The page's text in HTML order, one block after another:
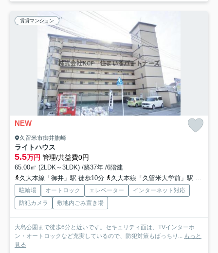
賃貸マンション
NEW
久留米市御井旗崎
ライトハウス
5.5万円 管理/共益費0円
65.00㎡ (2LDK～3LDK) /築37年 /6階建
久大本線「御井」駅 徒歩10分
久大本線「久留米大学前」駅 徒歩20分
駐輪場 オートロック エレベーター
インターネット対応
防犯カメラ
敷地内ごみ置き場
大島公園まで徒歩6分と近いです。セキュリティ面は、TVインターホ
ン・オートロックなど充実しているので、防犯対策もばっちり...
もっと
見る